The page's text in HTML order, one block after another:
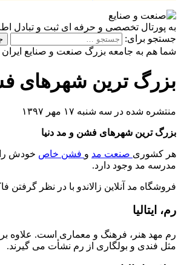
به پورتال تخصصی و حرفه ای ثبت و تبادل
جستجو برای:
شما هم به جامعه بزرگ صنعت و صنایع ایران
بزرگ ترین شهرهای
منتشره شده در سه شنبه ۱۷ مهر ۱۳۹۷
بزرگ ترین شهرهای فشن و مد دنیا
هر کشوری صنعت مد و فشن خاص خودش را
مدرسه مد وجود دارد.
فروشگاه مد آنلاین زالاندو با در نظر
رم، ایتالیا
رم مهد هنر، فرهنگ و معماری است. علاوه
مثل فندی و بولگاری از رم نشأت می گیرند.